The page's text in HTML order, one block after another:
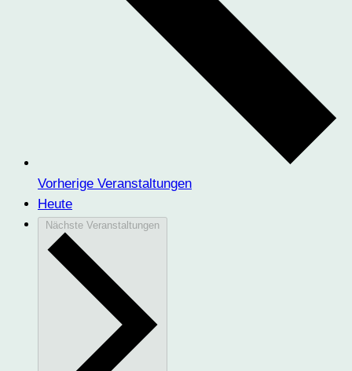
Vorherige Veranstaltungen
Heute
Nächste Veranstaltungen